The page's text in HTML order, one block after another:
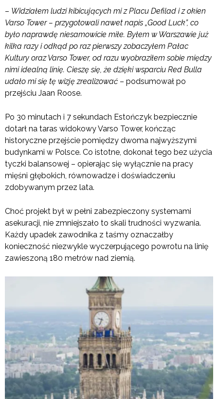
– Widziałem ludzi kibicujących mi z Placu Defilad i z okien
Varso Tower – przygotowali nawet napis „Good Luck”, co
było naprawdę niesamowicie miłe. Byłem w Warszawie już
kilka razy i odkąd po raz pierwszy zobaczyłem Pałac
Kultury oraz Varso Tower, od razu wyobraziłem sobie między
nimi idealną linię. Cieszę się, że dzięki wsparciu Red Bulla
udało mi się tę wizję zrealizować – podsumował po
przejściu Jaan Roose.
Po 30 minutach i 7 sekundach Estończyk bezpiecznie
dotarł na taras widokowy Varso Tower, kończąc
historyczne przejście pomiędzy dwoma najwyższymi
budynkami w Polsce. Co istotne, dokonał tego bez użycia
tyczki balansowej – opierając się wyłącznie na pracy
mięśni głębokich, równowadze i doświadczeniu
zdobywanym przez lata.
Choć projekt był w pełni zabezpieczony systemami
asekuracji, nie zmniejszało to skali trudności wyzwania.
Każdy upadek zawodnika z taśmy oznaczałby
konieczność niezwykle wyczerpującego powrotu na linię
zawieszoną 180 metrów nad ziemią.